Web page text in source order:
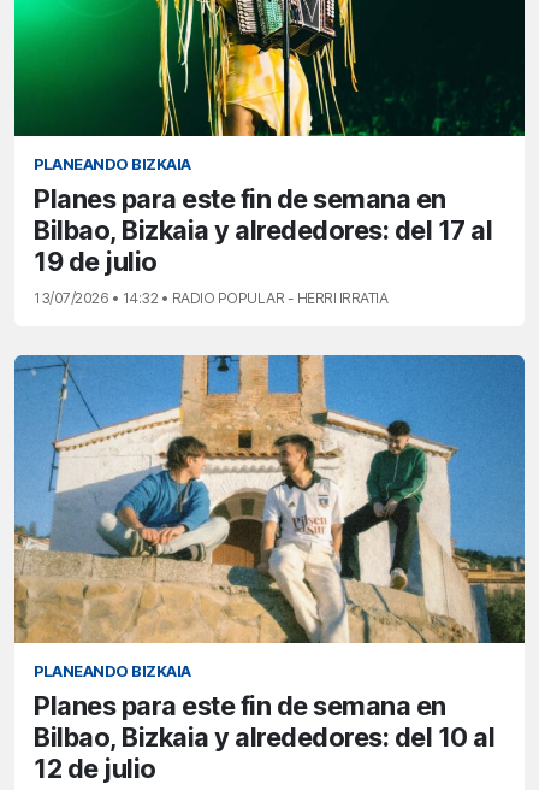
PLANEANDO BIZKAIA
Planes para este fin de semana en
Bilbao, Bizkaia y alrededores: del 17 al
19 de julio
13/07/2026 • 14:32 • RADIO POPULAR - HERRI IRRATIA
PLANEANDO BIZKAIA
Planes para este fin de semana en
Bilbao, Bizkaia y alrededores: del 10 al
12 de julio